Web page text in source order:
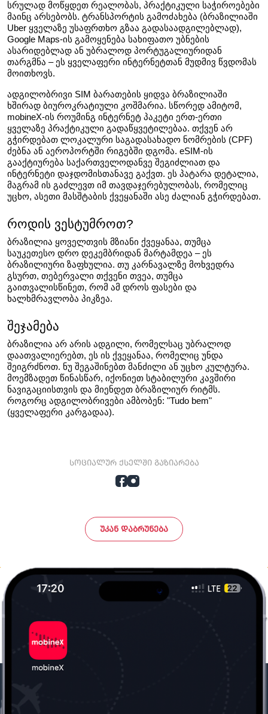
სრულად მოწყდეთ რეალობას, პრაქტიკული საჭიროებები
მაინც არსებობს. ტრანსპორტის გამოძახება (ბრაზილიაში
Uber ყველაზე უსაფრთხო გზაა გადასაადგილებლად),
Google Maps-ის გამოყენება სახიფათო უბნების
ასარიდებლად ან უბრალოდ პორტუგალიურიდან
თარგმნა – ეს ყველაფერი ინტერნეტთან მუდმივ წვდომას
მოითხოვს.
ადგილობრივი SIM ბარათების ყიდვა ბრაზილიაში
ხშირად ბიუროკრატიული კოშმარია. სწორედ ამიტომ,
mobineX-ის როუმინგ ინტერნეტ პაკეტი ერთ-ერთი
ყველაზე პრაქტიკული გადაწყვეტილებაა. თქვენ არ
გჭირდებათ ლოკალური საგადასახადო ნომრების (CPF)
ძებნა ან აეროპორტში რიგებში დგომა. eSIM-ის
გააქტიურება საქართველოდანვე შეგიძლიათ და
ინტერნეტი დაჯდომისთანავე გაქვთ. ეს პატარა დეტალია,
მაგრამ ის გაძლევთ იმ თავდაჯერებულობას, რომელიც
უცხო, ასეთი მასშტაბის ქვეყანაში ასე ძალიან გჭირდებათ.
როდის ვესტუმროთ?
ბრაზილია ყოველთვის მზიანი ქვეყანაა, თუმცა
საუკეთესო დრო დეკემბრიდან მარტამდეა – ეს
ბრაზილიური ზაფხულია. თუ კარნავალზე მოხვედრა
გსურთ, თებერვალი თქვენი თვეა, თუმცა
გაითვალისწინეთ, რომ ამ დროს ფასები და
ხალხმრავლობა პიკზეა.
შეჯამება
ბრაზილია არ არის ადგილი, რომელსაც უბრალოდ
დაათვალიერებთ, ეს ის ქვეყანაა, რომელიც უნდა
შეიგრძნოთ. ნუ შეგაშინებთ მანძილი ან უცხო კულტურა.
მოემზადეთ წინასწარ, იქონიეთ სტაბილური კავშირი
ნავიგაციისთვის და მიენდეთ ბრაზილიურ რიტმს.
როგორც ადგილობრივები ამბობენ: "Tudo bem"
(ყველაფერი კარგადაა).
სოციალურ ქსელში გაზიარება
ᲣᲙᲐᲜ ᲓᲐᲑᲠᲣᲜᲔᲑᲐ